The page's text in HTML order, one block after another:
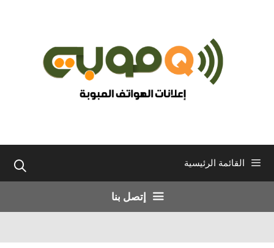
القائمة الرئيسية
إتصل بنا